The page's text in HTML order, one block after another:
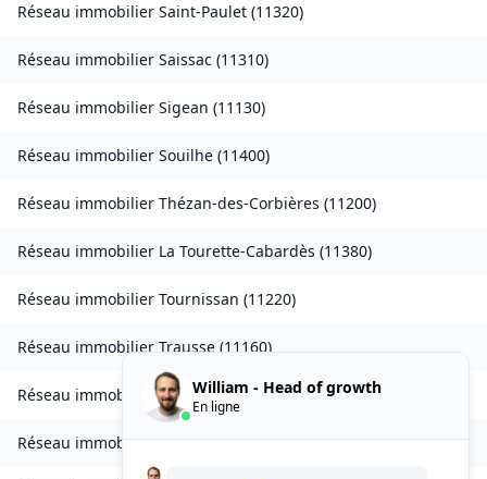
Réseau immobilier Saint-Paulet (11320)
Réseau immobilier Saissac (11310)
Réseau immobilier Sigean (11130)
Réseau immobilier Souilhe (11400)
Réseau immobilier Thézan-des-Corbières (11200)
Réseau immobilier La Tourette-Cabardès (11380)
Réseau immobilier Tournissan (11220)
Réseau immobilier Trausse (11160)
Réseau immobilierTuchan(11350 )
Réseau immobilierValmigère(11580)
William - Head of growth
En ligne